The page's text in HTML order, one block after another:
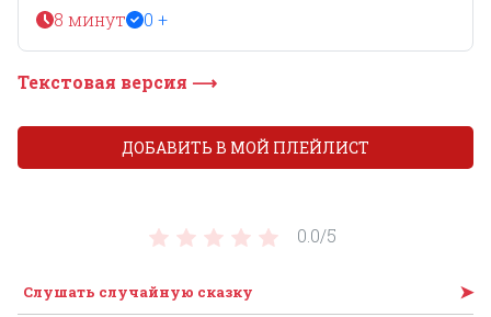
8 минут 0 +
Текстовая версия ⟶
0.0/5
Слушать случайную сказку ➤
ДОБАВИТЬ В МОЙ ПЛЕЙЛИСТ